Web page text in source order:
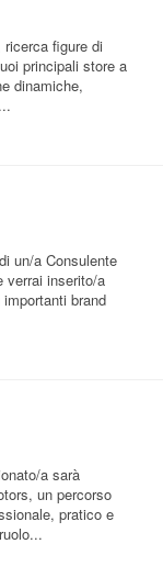
ricerca figure di
principali store a
dinamiche,
un/a Consulente
verrai inserito/a
brand
a sarà
un percorso
pratico e